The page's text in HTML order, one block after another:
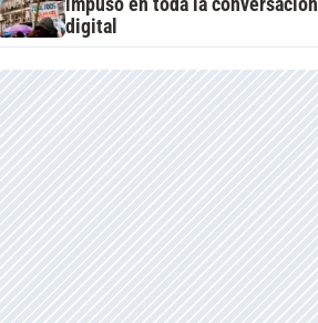
digital